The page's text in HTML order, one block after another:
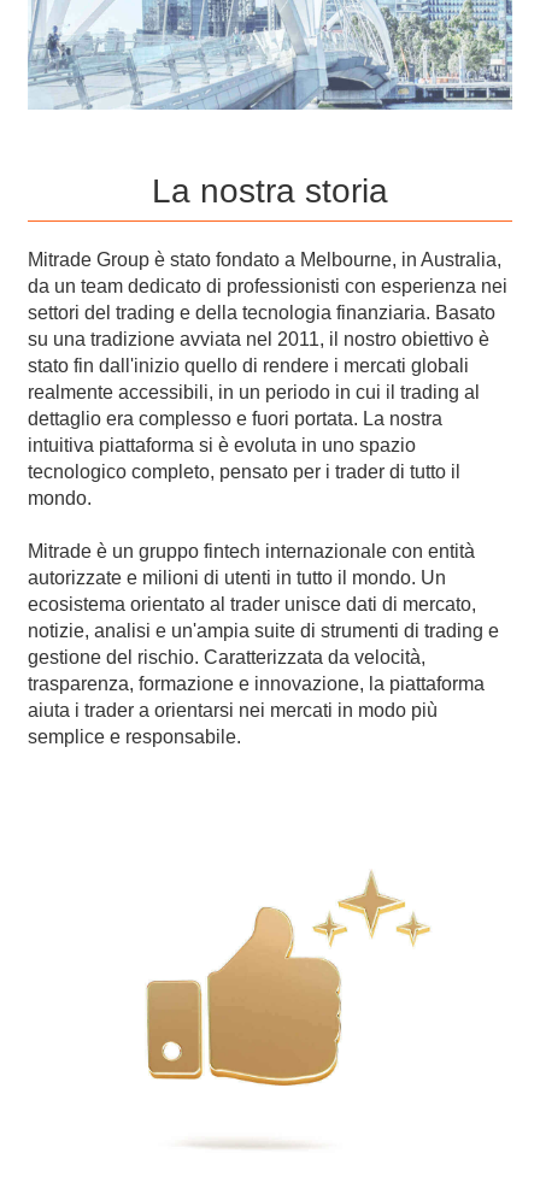
La nostra storia
Mitrade Group è stato fondato a Melbourne, in Australia,
da un team dedicato di professionisti con esperienza nei
settori del trading e della tecnologia finanziaria. Basato
su una tradizione avviata nel 2011, il nostro obiettivo è
stato fin dall'inizio quello di rendere i mercati globali
realmente accessibili, in un periodo in cui il trading al
dettaglio era complesso e fuori portata. La nostra
intuitiva piattaforma si è evoluta in uno spazio
tecnologico completo, pensato per i trader di tutto il
mondo.
Mitrade è un gruppo fintech internazionale con entità
autorizzate e milioni di utenti in tutto il mondo. Un
ecosistema orientato al trader unisce dati di mercato,
notizie, analisi e un'ampia suite di strumenti di trading e
gestione del rischio. Caratterizzata da velocità,
trasparenza, formazione e innovazione, la piattaforma
aiuta i trader a orientarsi nei mercati in modo più
semplice e responsabile.